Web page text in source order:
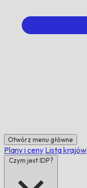
Otwórz menu główne
Plany i ceny Lista krajów
Czym jest IDP?